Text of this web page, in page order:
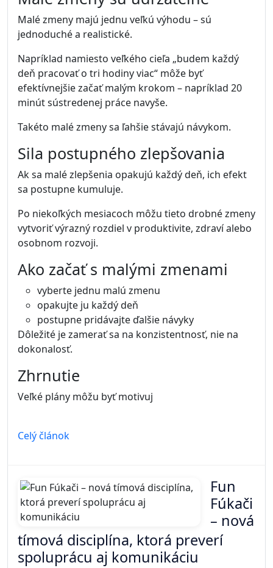
Malé zmeny majú jednu veľkú výhodu – sú
jednoduché a realistické.
Napríklad namiesto veľkého cieľa „budem každý
deň pracovať o tri hodiny viac“ môže byť
efektívnejšie začať malým krokom – napríklad 20
minút sústredenej práce navyše.
Takéto malé zmeny sa ľahšie stávajú návykom.
Sila postupného zlepšovania
Ak sa malé zlepšenia opakujú každý deň, ich efekt
sa postupne kumuluje.
Po niekoľkých mesiacoch môžu tieto drobné zmeny
vytvoriť výrazný rozdiel v produktivite, zdraví alebo
osobnom rozvoji.
Ako začať s malými zmenami
vyberte jednu malú zmenu
opakujte ju každý deň
postupne pridávajte ďalšie návyky
Dôležité je zamerať sa na konzistentnosť, nie na
dokonalosť.
Zhrnutie
Veľké plány môžu byť motivuj
Celý článok
Fun
Fúkači
– nová
tímová disciplína, ktorá preverí
spoluprácu aj komunikáciu